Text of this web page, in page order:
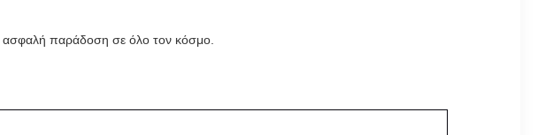
ασφαλή παράδοση σε όλο τον κόσμο.